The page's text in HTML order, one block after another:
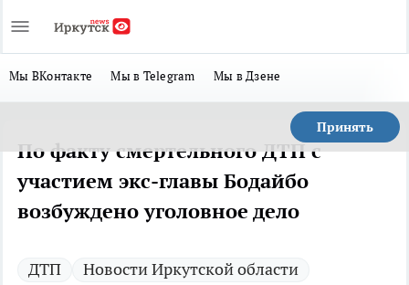
Мы ВКонтакте Мы в Telegram Мы в Дзене
Принять
По факту смертельного ДТП с
участием экс-главы Бодайбо
возбуждено уголовное дело
ДТП
Новости Иркутской области